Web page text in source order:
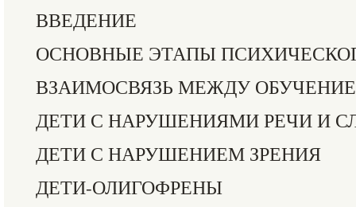
ВВЕДЕНИЕ
ОСНОВНЫЕ ЭТАПЫ
ВЗАИМОСВЯЗЬ МЕЖДУ
ДЕТИ С НАРУШЕНИЯМИ РЕЧИ И
ДЕТИ С НАРУШЕНИЕМ ЗРЕНИЯ
ДЕТИ-ОЛИГОФРЕНЫ